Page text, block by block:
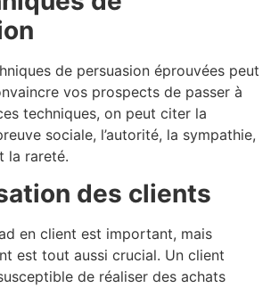
de persuasion éprouvées peut
vos prospects de passer à
techniques, on peut citer la
sociale, l’autorité, la sympathie,
la rareté.
des clients
en client est important, mais
est tout aussi crucial. Un client
de réaliser des achats